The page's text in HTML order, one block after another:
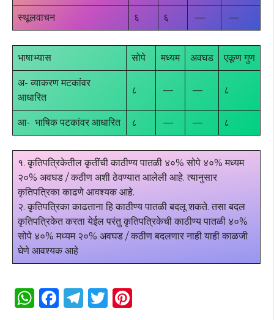
स्थूलवाचन ६ ६ — —
भाषाभ्यास सोपे मध्यम अवघड एकूण गुण
अ- व्याकरण मटकांवर
आधारित
८ — — ८
आ- भाषिक पटकांवर आधारित ८ — — ८
१. कृतिपत्रिकेतील कृतींची काठीण्य पातळी ४०% सोपे ४०% मध्यम
२०% अवघड / कठीण अशी ठेवण्यात आलेली आहे. त्यानुसार
कृतिपत्रिका काढणे आवश्यक आहे.
२. कृतिपत्रिका काढताना हि काठीण्य पातळी बदलू शकते. तसा बदल
कृतिपत्रिकेत करता येईल परंतु कृतिपत्रिकेची काठीण्य पातळी ४०%
सोपे ४०% मध्यम २०% अवघड / कठीण बदलणार नाही याही काळजी
घेणे आवश्यक आहे
W F
T
T